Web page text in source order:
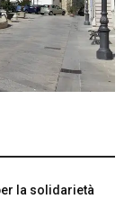
la solidarietà